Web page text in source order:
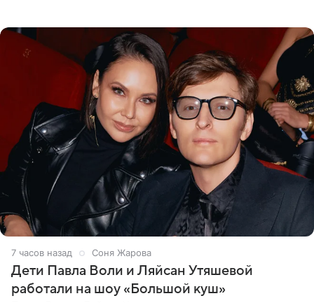
7 часов назад Соня Жарова
Дети Павла Воли и Ляйсан Утяшевой
работали на шоу «Большой куш»